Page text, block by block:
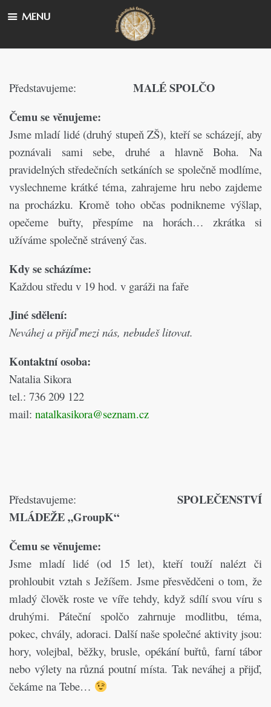
Představujeme: MALÉ SPOLČO
Čemu se věnujeme:
Jsme mladí lidé (druhý stupeň ZŠ), kteří se scházejí, aby
poznávali sami sebe, druhé a hlavně Boha. Na
pravidelných středečních setkáních se společně modlíme,
vyslechneme krátké téma, zahrajeme hru nebo zajdeme
na procházku. Kromě toho občas podnikneme výšlap,
opečeme buřty, přespíme na horách… zkrátka si
užíváme společně strávený čas.
Kdy se scházíme:
Každou středu v 19 hod. v garáži na faře
Jiné sdělení:
Neváhej a přijď mezi nás, nebudeš litovat.
Kontaktní osoba:
Natalia Sikora
tel.: 736 209 122
mail: natalkasikora@seznam.cz
Představujeme: SPOLEČENSTVÍ
MLÁDEŽE „GroupK“
Čemu se věnujeme:
Jsme mladí lidé (od 15 let), kteří touží nalézt či
prohloubit vztah s Ježíšem. Jsme přesvědčeni o tom, že
mladý člověk roste ve víře tehdy, když sdílí svou víru s
druhými. Páteční spolčo zahrnuje modlitbu, téma,
pokec, chvály, adoraci. Další naše společné aktivity jsou:
hory, volejbal, běžky, brusle, opékání buřtů, farní tábor
nebo výlety na různá poutní místa. Tak neváhej a přijď,
čekáme na Tebe…
MENU